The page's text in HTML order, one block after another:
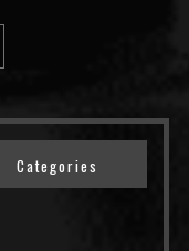
Categories